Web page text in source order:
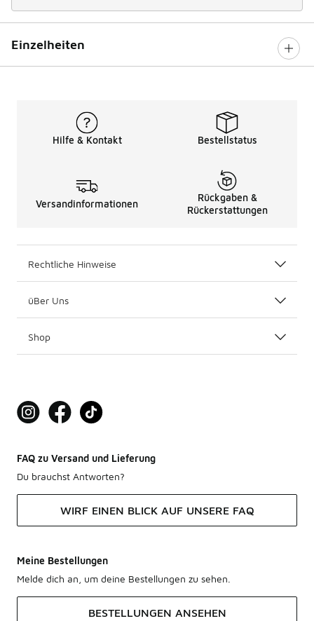
Einzelheiten
Hilfe & Kontakt Bestellstatus
Versandinformationen
Rückgaben &
Rückerstattungen
Rechtliche Hinweise
üBer Uns
Shop
FAQ zu Versand und Lieferung
Du brauchst Antworten?
WIRF EINEN BLICK AUF UNSERE FAQ
Meine Bestellungen
Melde dich an, um deine Bestellungen zu sehen.
BESTELLUNGEN ANSEHEN